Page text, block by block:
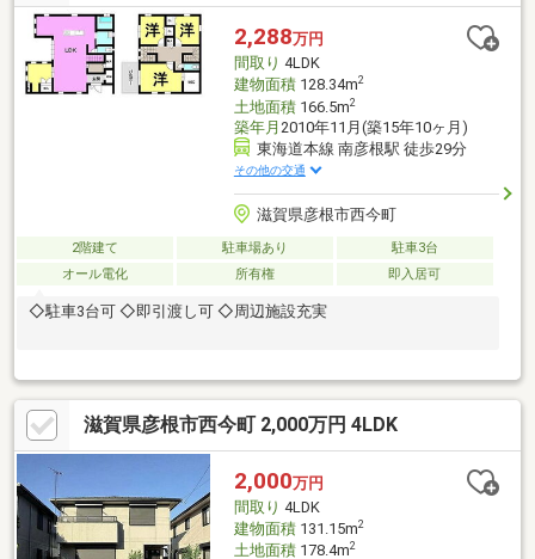
2,288万円
間取り 4LDK
建物面積128.34m2
土地面積166.5m2
築年月 2010年11月(築15年10ヶ月)
東海道本線 南彦根駅 徒歩29分
その他の交通
滋賀県彦根市西今町
2階建て 駐車場あり
駐車3台
オール電化
所有権 即入居可
◇駐車3台可 ◇即引渡し可 ◇周辺施設充実
滋賀県彦根市西今町 2,000万円 4LDK
2,000万円
間取り 4LDK
建物面積131.15m2
土地面積178.4m2